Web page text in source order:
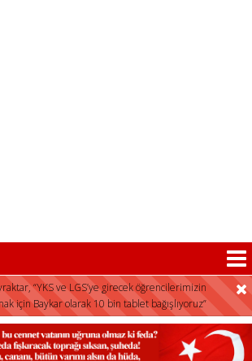
“YKS ve LGS’ye girecek öğrencilerimizin
için Baykar olarak 10 bin tablet bağışlıyoruz”